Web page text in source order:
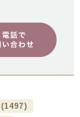
(1497)